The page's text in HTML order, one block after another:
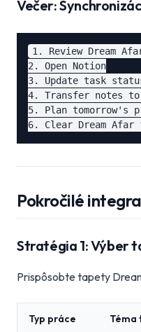
Večer:
1. Review Dream
2. Open Notion
3. Update task
4. Transfer notes to
5. Plan tomorrow's
Pokročilé
Stratégia 1: Výber
Prispôsobte tapety
Typ práce Téma